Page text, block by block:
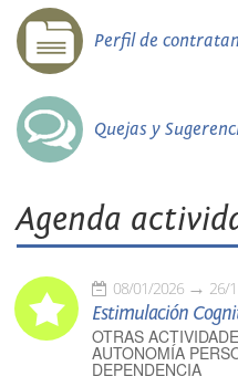
Perfil de
Quejas y
Agenda
08/01/2026 26/
Estimulación
OTRAS
AUTONOMÍA
DEPENDENCIA